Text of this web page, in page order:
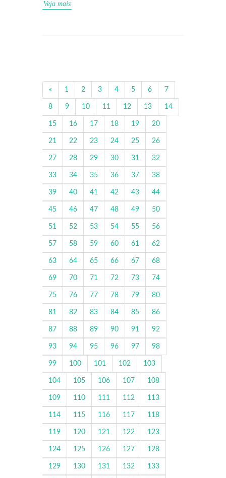
Veja mais
« 1 2 3 4 5 6 7
8 9 10 11 12 13 14
15 16 17 18 19 20
21 22 23 24 25 26
27 28 29 30 31 32
33 34 35 36 37 38
39 40 41 42 43 44
45 46 47 48 49 50
51 52 53 54 55 56
57 58 59 60 61 62
63 64 65 66 67 68
69 70 71 72 73 74
75 76 77 78 79 80
81 82 83 84 85 86
87 88 89 90 91 92
93 94 95 96 97 98
99 100 101 102 103
104 105 106 107 108
109 110 111 112 113
114 115 116 117 118
119 120 121 122 123
124 125 126 127 128
129 130 131 132 133